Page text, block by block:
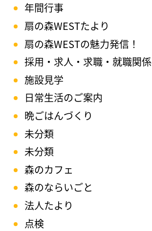
年間行事
扇の森WESTたより
扇の森WESTの魅力発信！
採用・求人・求職・就職関係
施設見学
日常生活のご案内
晩ごはんづくり
未分類
未分類
森のカフェ
森のならいごと
法人たより
点検